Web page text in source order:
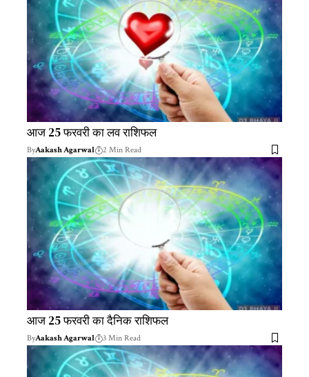
आज 25 फरवरी का लव राशिफल
ByAakash Agarwal 2 Min Read
आज 25 फरवरी का दैनिक राशिफल
ByAakash Agarwal 3 Min Read